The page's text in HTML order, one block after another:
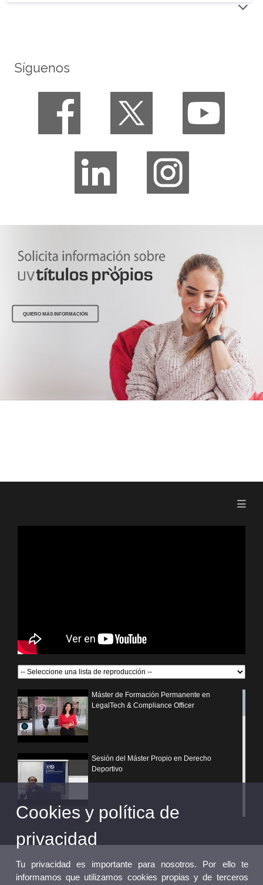
Síguenos
QUIERO MÁS INFORMACIÓN
Máster de Formación Permanente en
LegalTech & Compliance Officer
Sesión del Máster Propio en Derecho
Deportivo
¿Por qué elegir un postgrado propio de la
Universitat de València?
Cookies y política de
privacidad
Tu privacidad es importante para nosotros. Por ello te
informamos que utilizamos cookies propias y de terceros